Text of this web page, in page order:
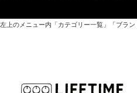
左上のメニュー内「カテゴリー一覧」「ブラン
オリジナルを含むファッ